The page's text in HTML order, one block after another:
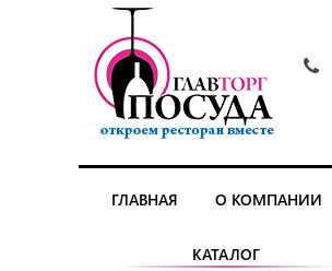
ГЛАВНАЯ О КОМПАНИИ
КАТАЛОГ